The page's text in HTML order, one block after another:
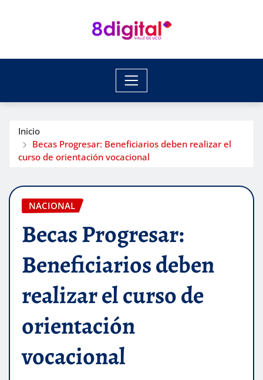
Inicio
Becas Progresar: Beneficiarios deben realizar el
curso de orientación vocacional
NACIONAL
Becas Progresar:
Beneficiarios deben
realizar el curso de
orientación
vocacional